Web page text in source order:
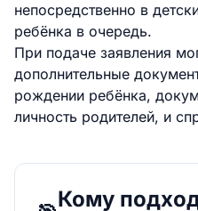
непосредственно в
ребёнка в очередь.
При подаче заявления
дополнительные
рождении ребёнка,
личность родителей, и
Кому